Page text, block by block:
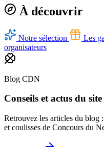
À découvrir
Notre sélection Les
organisateurs
Blog CDN
Conseils et actus du site
Retrouvez les articles du blog
et coulisses de Concours du